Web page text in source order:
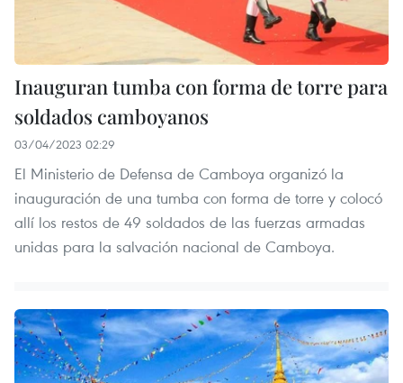
Inauguran tumba con forma de torre para
soldados camboyanos
03/04/2023 02:29
El Ministerio de Defensa de Camboya organizó la
inauguración de una tumba con forma de torre y colocó
allí los restos de 49 soldados de las fuerzas armadas
unidas para la salvación nacional de Camboya.